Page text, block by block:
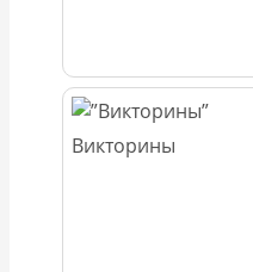
Викторины